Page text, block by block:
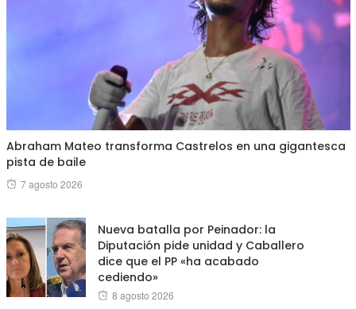
Abraham Mateo transforma Castrelos en una gigantesca
pista de baile
Posted
7 agosto 2026
Nueva batalla por Peinador: la
Diputación pide unidad y Caballero
dice que el PP «ha acabado
cediendo»
Posted
8 agosto 2026